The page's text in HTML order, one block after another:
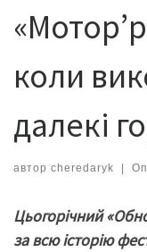
коли
далекі
автор cheredaryk |
Цьогорічний
за всю історію